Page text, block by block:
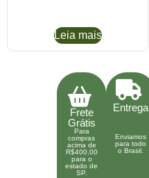
Leia mais
Frete
Grátis
Para
compras
acima de
R$400,00
para o
estado de
SP.
Entrega
Enviamos
para todo
o Brasil.